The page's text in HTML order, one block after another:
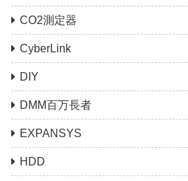
CO2測定器
CyberLink
DIY
DMM百万長者
EXPANSYS
HDD